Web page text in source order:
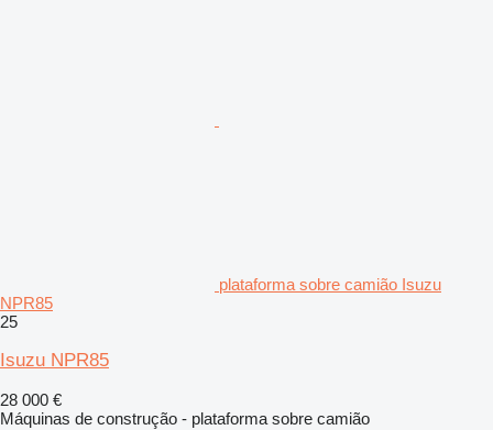
plataforma sobre camião Isuzu
NPR85
25
Isuzu NPR85
28 000 €
Máquinas de construção - plataforma sobre camião